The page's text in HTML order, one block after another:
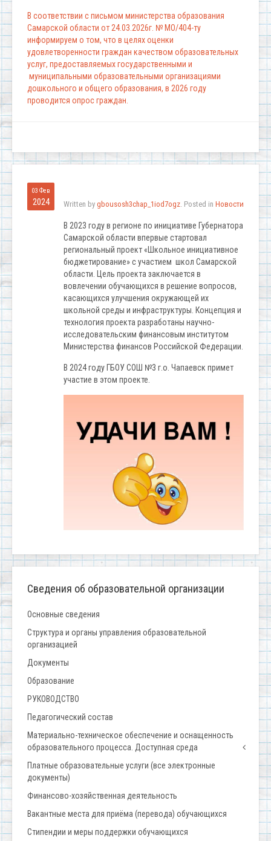
В соответствии с письмом министерства образования
Самарской области от 24.03.2026г. № МО/404-ту
информируем о том, что в целях оценки
удовлетворенности граждан качеством образовательных
услуг, предоставляемых государственными и
муниципальными образовательными организациями
дошкольного и общего образования, в 2026 году
проводится опрос граждан.
03 Фев
2024 Written by gbousosh3chap_1iod7ogz. Posted in Новости
В 2023 году в регионе по инициативе Губернатора
Самарской области впервые стартовал
региональный проект «Школьное инициативное
бюджетирование» c участием школ Самарской
области. Цель проекта заключается в
вовлечении обучающихся в решение вопросов,
касающихся улучшения окружающей их
школьной среды и инфраструктуры. Концепция и
технология проекта разработаны научно-
исследовательским финансовым институтом
Министерства финансов Российской Федерации.
В 2024 году ГБОУ СОШ №3 г.о. Чапаевск примет
участие в этом проекте.
Сведения об образовательной организации
Основные сведения
Структура и органы управления образовательной
организацией
Документы
Образование
РУКОВОДСТВО
Педагогический состав
Материально-техническое обеспечение и оснащенность
образовательного процесса. Доступная среда
Платные образовательные услуги (все электронные
документы)
Финансово-хозяйственная деятельность
Вакантные места для приёма (перевода) обучающихся
Стипендии и меры поддержки обучающихся